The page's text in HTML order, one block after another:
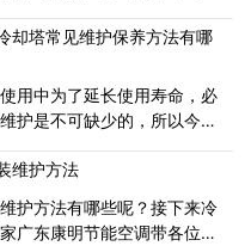
理，分散工业和冷却空调产
低水温的蒸发散热装置因
冷却塔的正常使用不能清
却塔常见维护保养方法有哪
用中为了延长使用寿命，必
护是不可缺少的，所以今天
空调冷却塔常见保养方法
修保养必须具备一定的专业
找中央空调冷却塔
维护方法
护方法有哪些呢？接下来冷
广东康明节能空调带各位了